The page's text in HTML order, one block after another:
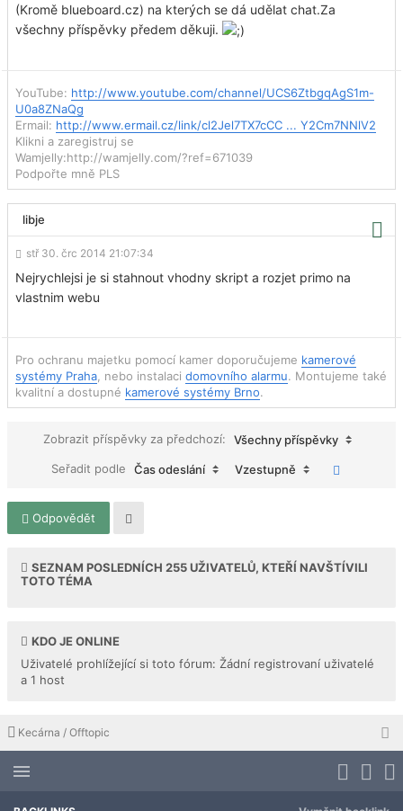
(Kromě blueboard.cz) na kterých se dá udělat chat.Za
všechny příspěvky předem děkuji.
YouTube: http://www.youtube.com/channel/UCS6ZtbgqAgS1m-
U0a8ZNaQg
Ermail: http://www.ermail.cz/link/cl2Jel7TX7cCC ... Y2Cm7NNlV2
Klikni a zaregistruj se
Wamjelly:http://wamjelly.com/?ref=671039
Podpořte mně PLS
libje
stř 30. črc 2014 21:07:34
Nejrychlejsi je si stahnout vhodny skript a rozjet primo na
vlastnim webu
Pro ochranu majetku pomocí kamer doporučujeme kamerové
systémy Praha, nebo instalaci domovního alarmu. Montujeme také
kvalitní a dostupné kamerové systémy Brno.
Zobrazit příspěvky za předchozí:
Všechny příspěvky
Seřadit podle
Čas odeslání Vzestupně
Odpovědět
SEZNAM POSLEDNÍCH 255UŽIVATELŮ, KTEŘÍ NAVŠTÍVILI
TOTO TÉMA
KDO JE ONLINE
Uživatelé prohlížející si toto fórum: Žádní registrovaní uživatelé
a 1 host
Kecárna / Offtopic